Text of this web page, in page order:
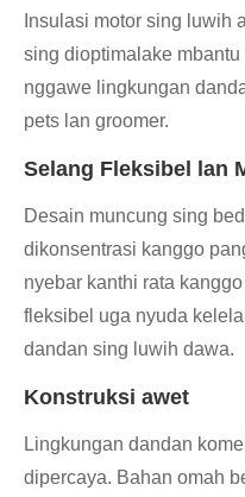
Insulasi motor sing luwih
sing dioptimalake
nggawe lingkungan
pets lan groomer.
Selang Fleksibel lan
Desain muncung sing
dikonsentrasi kanggo
nyebar kanthi rata
fleksibel uga nyuda
dandan sing luwih dawa.
Konstruksi awet
Lingkungan dandan
dipercaya. Bahan omah